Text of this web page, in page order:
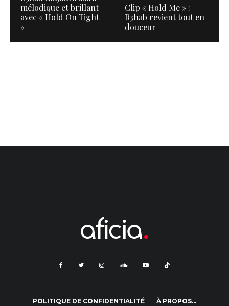
mélodique et brillant
avec « Hold On Tight
»
Clip « Hold Me » :
R3hab revient tout en
douceur
POLITIQUE DE CONFIDENTIALITÉ À PROPOS…